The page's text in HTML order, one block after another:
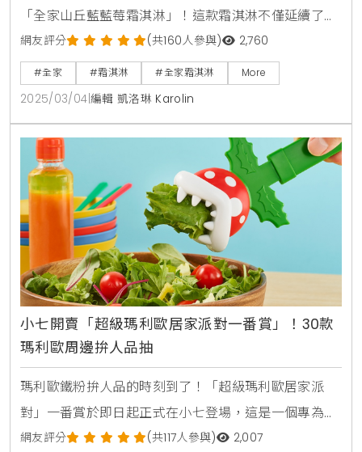
「全家山丘藍藍莓霜淇淋」！這款霜淇淋不僅延續了去
年的熱銷，還在口味上進行了全新升級。全新的山丘藍
藍莓果汁配方，讓每一口都充滿濃郁的果香，酸甜適
中，讓人一試成主顧。從3月5日至3月7日，消費者可
以享受限時優惠，五支只需188元，讓你在春日裡盡情
享受這份美味。此外，還推出綜合口味霜淇淋，特別選
用來自小農的牛奶，讓口感更加滑順，奶香四溢，搭配
新鮮藍莓果汁，
網友評分 (共160人參與) 2,760
#全家 #霜淇淋 #全家霜淇淋 More
2025/03/04 編輯 凱洛琳 Karolin
小七開賣「超級瑪利歐居家派對一番賞」！30款
瑪利歐周邊拚人品抽
瑪利歐鐵粉拚人品的時刻到了！「超級瑪利歐居家派
對」一番賞於即日起正式在小七登場，這是一個專為瑪
利歐迷設計的居家派對系列，讓你在家中也能享受超級
網友評分 (共117人參與) 2,007